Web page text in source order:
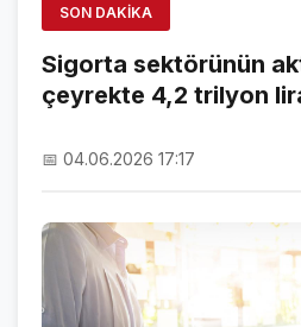
ÖZEL SAYFALAR
NAMAZ VAKİTLERİ
KRİPTO PARALAR
NÖBETÇİ ECZANELER
SON DAKIKA
Sigorta sektörünün
çeyrekte 4,2 trilyon
📅 04.06.2026 17:17